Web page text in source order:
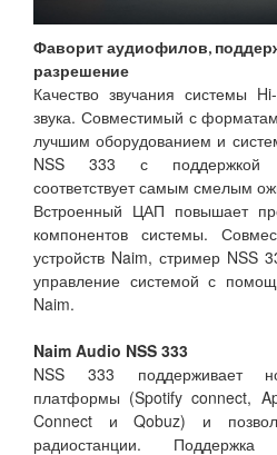
Фаворит аудиофилов,
разрешение
Качество звучания системы
звука. Совместимый с
лучшим оборудованием и
NSS 333 с поддержкой
соответствует самым смелым
Встроенный ЦАП повышает
компонентов системы.
устройств Naim, стример NSS
управление системой с
Naim.
Naim Audio NSS 333
NSS 333 поддерживает
платформы (Spotify connect,
Connect и Qobuz) и
радиостанции.